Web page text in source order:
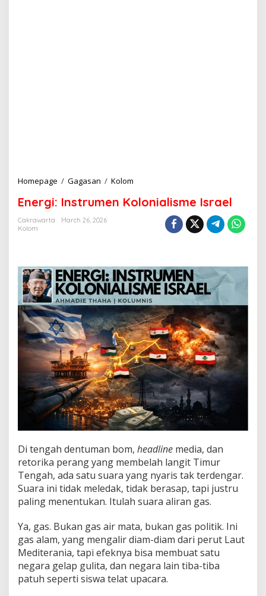
Homepage / Gagasan / Kolom
e
n
s
t
r
u
m
e
n
K
o
l
o
n
i
a
l
m
I
s
r
e
l
Energi: Instrumen Kolonialisme Israel
Cakrawarta
March 26, 2026
Kolom
Di tengah dentuman bom, headline media, dan
retorika perang yang membelah langit Timur
Tengah, ada satu suara yang nyaris tak terdengar.
Suara ini tidak meledak, tidak berasap, tapi justru
paling menentukan. Itulah suara aliran gas.
Ya, gas. Bukan gas air mata, bukan gas politik. Ini
gas alam, yang mengalir diam-diam dari perut Laut
Mediterania, tapi efeknya bisa membuat satu
negara gelap gulita, dan negara lain tiba-tiba
patuh seperti siswa telat upacara.